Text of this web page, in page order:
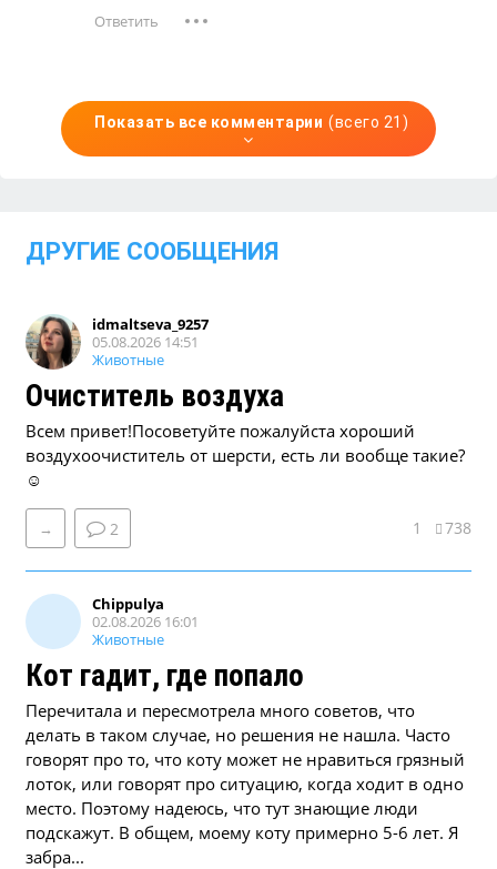
Показать все комментарии (всего 21)
ДРУГИЕ СООБЩЕНИЯ
idmaltseva_9257
05.08.2026 14:51
Животные
Очиститель воздуха
Всем привет!Посоветуйте пожалуйста хороший
воздухоочиститель от шерсти, есть ли вообще такие?
☺
→ 2 1 738
Chippulya
02.08.2026 16:01
Животные
Кот гадит, где попало
Перечитала и пересмотрела много советов, что
делать в таком случае, но решения не нашла. Часто
говорят про то, что коту может не нравиться грязный
лоток, или говорят про ситуацию, когда ходит в одно
место. Поэтому надеюсь, что тут знающие люди
подскажут. В общем, моему коту примерно 5-6 лет. Я
забра...